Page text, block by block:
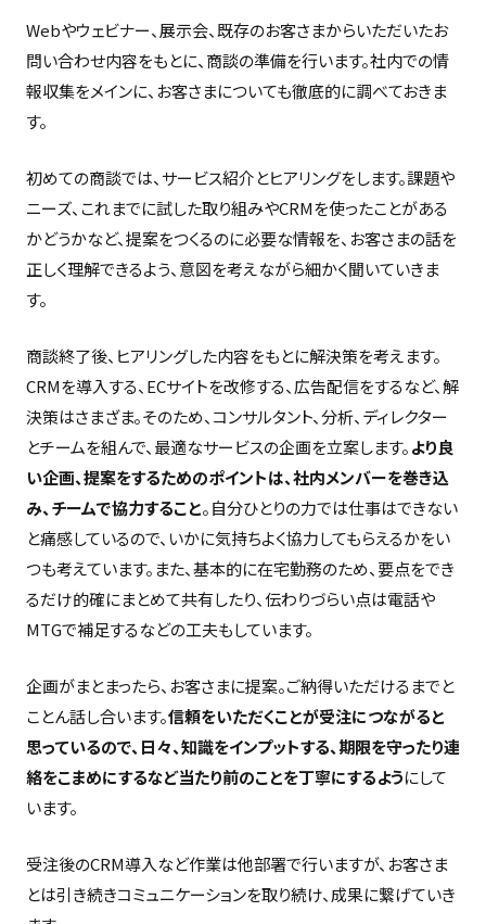
Webやウェビナー、展示会、既存のお客さまからいただいたお
問い合わせ内容をもとに、商談の準備を行います。社内での情
報収集をメインに、お客さまについても徹底的に調べておきま
す。
初めての商談では、サービス紹介とヒアリングをします。課題や
ニーズ、これまでに試した取り組みやCRMを使ったことがある
かどうかなど、提案をつくるのに必要な情報を、お客さまの話を
正しく理解できるよう、意図を考えながら細かく聞いていきま
す。
商談終了後、ヒアリングした内容をもとに解決策を考えます。
CRMを導入する、ECサイトを改修する、広告配信をするなど、解
決策はさまざま。そのため、コンサルタント、分析、ディレクター
とチームを組んで、最適なサービスの企画を立案します。より良
い企画、提案をするためのポイントは、社内メンバーを巻き込
み、チームで協力すること。自分ひとりの力では仕事はできない
と痛感しているので、いかに気持ちよく協力してもらえるかをい
つも考えています。また、基本的に在宅勤務のため、要点をでき
るだけ的確にまとめて共有したり、伝わりづらい点は電話や
MTGで補足するなどの工夫もしています。
企画がまとまったら、お客さまに提案。ご納得いただけるまでと
ことん話し合います。信頼をいただくことが受注につながると
思っているので、日々、知識をインプットする、期限を守ったり連
絡をこまめにするなど当たり前のことを丁寧にするようにして
います。
受注後のCRM導入など作業は他部署で行いますが、お客さま
とは引き続きコミュニケーションを取り続け、成果に繋げていき